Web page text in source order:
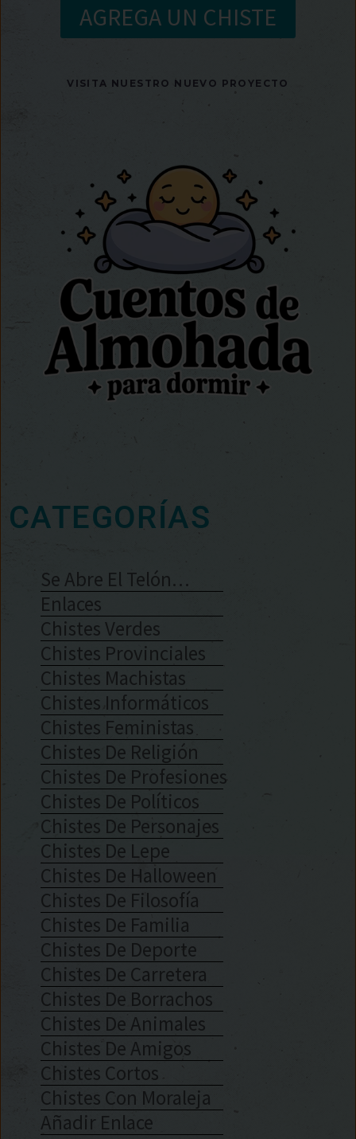
AGREGA UN CHISTE
VISITA NUESTRO NUEVO PROYECTO
CATEGORÍAS
Se Abre El Telón…
Enlaces
Chistes Verdes
Chistes Provinciales
Chistes Machistas
Chistes Informáticos
Chistes Feministas
Chistes De Religión
Chistes De Profesiones
Chistes De Políticos
Chistes De Personajes
Chistes De Lepe
Chistes De Halloween
Chistes De Filosofía
Chistes De Familia
Chistes De Deporte
Chistes De Carretera
Chistes De Borrachos
Chistes De Animales
Chistes De Amigos
Chistes Cortos
Chistes Con Moraleja
Añadir Enlace